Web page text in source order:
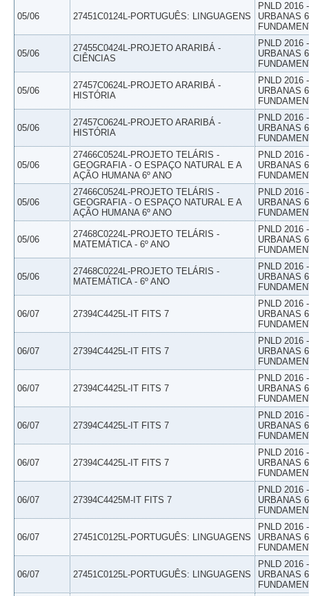
05/06 27451C0124L-PORTUGUÊS: LINGUAGENS
PNLD 2016
URBANAS
05/06
27455C0424L-PROJETO ARARIBÁ -
CIÊNCIAS
PNLD 2016
URBANAS
05/06
27457C0624L-PROJETO ARARIBÁ -
HISTÓRIA
PNLD 2016
URBANAS
05/06
27457C0624L-PROJETO ARARIBÁ -
HISTÓRIA
PNLD 2016
URBANAS
05/06
27466C0524L-PROJETO TELÁRIS -
GEOGRAFIA - O ESPAÇO NATURAL E A
AÇÃO HUMANA 6º ANO
PNLD 2016
URBANAS
05/06
27466C0524L-PROJETO TELÁRIS -
GEOGRAFIA - O ESPAÇO NATURAL E A
AÇÃO HUMANA 6º ANO
PNLD 2016
URBANAS
05/06
27468C0224L-PROJETO TELÁRIS -
MATEMÁTICA - 6º ANO
PNLD 2016
URBANAS
05/06
27468C0224L-PROJETO TELÁRIS -
MATEMÁTICA - 6º ANO
PNLD 2016
URBANAS
06/07 27394C4425L-IT FITS 7
PNLD 2016
URBANAS
06/07 27394C4425L-IT FITS 7
PNLD 2016
URBANAS
06/07 27394C4425L-IT FITS 7
PNLD 2016
URBANAS
06/07 27394C4425L-IT FITS 7
PNLD 2016
URBANAS
06/07 27394C4425L-IT FITS 7
PNLD 2016
URBANAS
06/07 27394C4425M-IT FITS 7
PNLD 2016
URBANAS
06/07 27451C0125L-PORTUGUÊS: LINGUAGENS
PNLD 2016
URBANAS
06/07 27451C0125L-PORTUGUÊS: LINGUAGENS
PNLD 2016
URBANAS